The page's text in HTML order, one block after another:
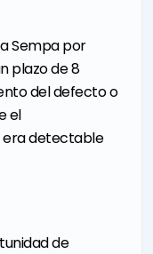
Sempa por
plazo de 8
del defecto o
el
era detectable
de